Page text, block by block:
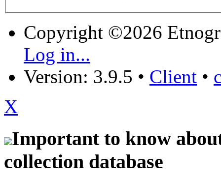
Copyright ©2026
Log in...
Version: 3.9.5 • Client •
X
Important to know
collection database